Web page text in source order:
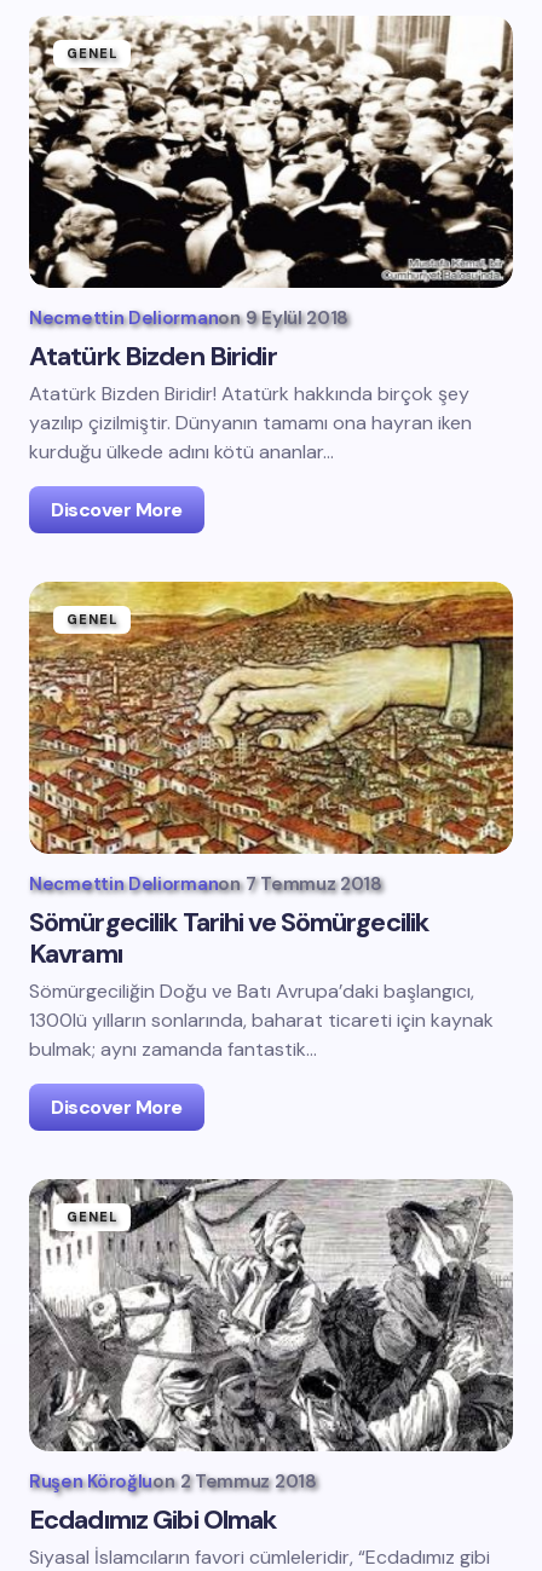
GENEL
Necmettin Deliormanon 9 Eylül 2018
Atatürk Bizden Biridir
Atatürk Bizden Biridir! Atatürk hakkında birçok şey
yazılıp çizilmiştir. Dünyanın tamamı ona hayran iken
kurduğu ülkede adını kötü ananlar…
Discover More
GENEL
Necmettin Deliormanon 7 Temmuz 2018
Sömürgecilik Tarihi ve Sömürgecilik
Kavramı
Sömürgeciliğin Doğu ve Batı Avrupa’daki başlangıcı,
1300lü yılların sonlarında, baharat ticareti için kaynak
bulmak; aynı zamanda fantastik…
Discover More
GENEL
Ruşen Köroğluon 2 Temmuz 2018
Ecdadımız Gibi Olmak
Siyasal İslamcıların favori cümleleridir, “Ecdadımız gibi